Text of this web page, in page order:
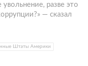
разве это
— сказал
Штаты Америки